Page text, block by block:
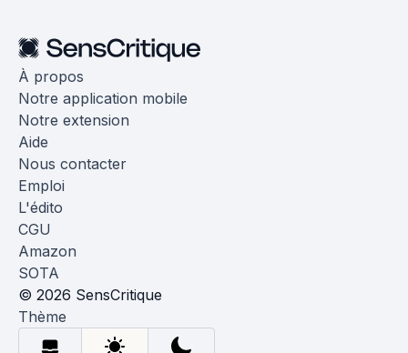
À propos
Notre application mobile
Notre extension
Aide
Nous contacter
Emploi
L'édito
CGU
Amazon
SOTA
© 2026 SensCritique
Thème